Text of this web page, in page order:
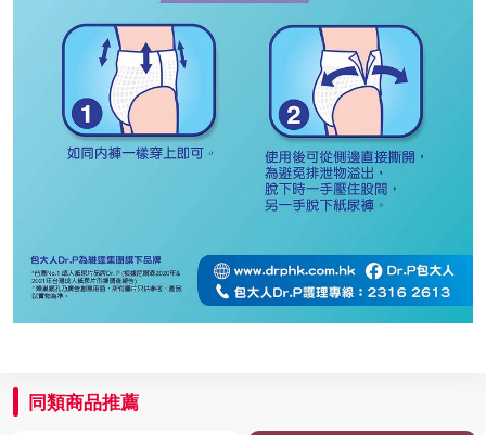
同類商品推薦